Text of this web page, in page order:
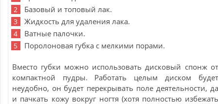
Базовый и топовый лак.
Жидкость для удаления лака.
Ватные палочки.
Поролоновая губка с мелкими порами.
Вместо губки можно использовать дисковый спонж от
компактной пудры. Работать целым диском будет
неудобно, он будет перекрывать поле деятельности, да
и пачкать кожу вокруг ногтя (хотя полностью избежать